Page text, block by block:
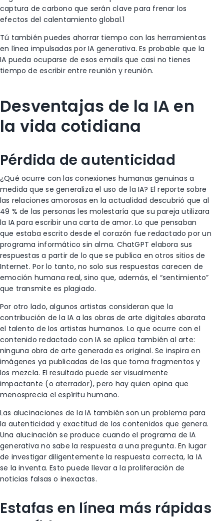
captura de carbono que serán clave para frenar los
efectos del calentamiento global.1
Tú también puedes ahorrar tiempo con las herramientas
en línea impulsadas por IA generativa. Es probable que la
IA pueda ocuparse de esos emails que casi no tienes
tiempo de escribir entre reunión y reunión.
Desventajas de la IA en
la vida cotidiana
Pérdida de autenticidad
¿Qué ocurre con las conexiones humanas genuinas a
medida que se generaliza el uso de la IA? El reporte sobre
las relaciones amorosas en la actualidad descubrió que al
49 % de las personas les molestaría que su pareja utilizara
la IA para escribir una carta de amor. Lo que pensaban
que estaba escrito desde el corazón fue redactado por un
programa informático sin alma. ChatGPT elabora sus
respuestas a partir de lo que se publica en otros sitios de
Internet. Por lo tanto, no solo sus respuestas carecen de
emoción humana real, sino que, además, el “sentimiento”
que transmite es plagiado.
Por otro lado, algunos artistas consideran que la
contribución de la IA a las obras de arte digitales abarata
el talento de los artistas humanos. Lo que ocurre con el
contenido redactado con IA se aplica también al arte:
ninguna obra de arte generada es original. Se inspira en
imágenes ya publicadas de las que toma fragmentos y
los mezcla. El resultado puede ser visualmente
impactante (o aterrador), pero hay quien opina que
menosprecia el espíritu humano.
Las alucinaciones de la IA también son un problema para
la autenticidad y exactitud de los contenidos que genera.
Una alucinación se produce cuando el programa de IA
generativa no sabe la respuesta a una pregunta. En lugar
de investigar diligentemente la respuesta correcta, la IA
se la inventa. Esto puede llevar a la proliferación de
noticias falsas o inexactas.
Estafas en línea más rápidas